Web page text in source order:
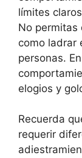
límites
No permitas
como ladrar
personas.
elogios y
Recuerda
requerir